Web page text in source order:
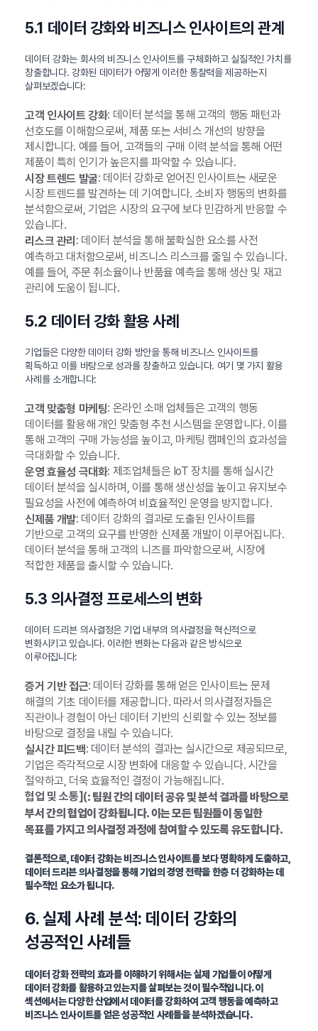
5.1 데이터 강화와 비즈니스 인사이트의 관계
데이터 강화는 회사의 비즈니스 인사이트를 구체화하고 실질적인 가치를
창출합니다. 강화된 데이터가 어떻게 이러한 통찰력을 제공하는지
살펴보겠습니다:
고객 인사이트 강화: 데이터 분석을 통해 고객의 행동 패턴과
선호도를 이해함으로써, 제품 또는 서비스 개선의 방향을
제시합니다. 예를 들어, 고객들의 구매 이력 분석을 통해 어떤
제품이 특히 인기가 높은지를 파악할 수 있습니다.
시장 트렌드 발굴: 데이터 강화로 얻어진 인사이트는 새로운
시장 트렌드를 발견하는 데 기여합니다. 소비자 행동의 변화를
분석함으로써, 기업은 시장의 요구에 보다 민감하게 반응할 수
있습니다.
리스크 관리 : 데이터 분석을 통해 불확실한 요소를 사전
예측하고 대처함으로써, 비즈니스 리스크를 줄일 수 있습니다.
예를 들어, 주문 취소율이나 반품율 예측을 통해 생산 및 재고
관리에 도움이 됩니다.
5.2 데이터 강화 활용 사례
기업들은 다양한 데이터 강화 방안을 통해 비즈니스 인사이트를
획득하고 이를 바탕으로 성과를 창출하고 있습니다. 여기 몇 가지 활용
사례를 소개합니다:
고객 맞춤형 마케팅: 온라인 소매 업체들은 고객의 행동
데이터를 활용해 개인 맞춤형 추천 시스템을 운영합니다. 이를
통해 고객의 구매 가능성을 높이고, 마케팅 캠페인의 효과성을
극대화할 수 있습니다.
운영 효율성 극대화: 제조업체들은 IoT 장치를 통해 실시간
데이터 분석을 실시하며, 이를 통해 생산성을 높이고 유지보수
필요성을 사전에 예측하여 비효율적인 운영을 방지합니다.
신제품 개발: 데이터 강화의 결과로 도출된 인사이트를
기반으로 고객의 요구를 반영한 신제품 개발이 이루어집니다.
데이터 분석을 통해 고객의 니즈를 파악함으로써, 시장에
적합한 제품을 출시할 수 있습니다.
5.3 의사결정 프로세스의 변화
데이터 드리븐 의사결정은 기업 내부의 의사결정을 혁신적으로
변화시키고 있습니다. 이러한 변화는 다음과 같은 방식으로
이루어집니다:
증거 기반 접근: 데이터 강화를 통해 얻은 인사이트는 문제
해결의 기초 데이터를 제공합니다. 따라서 의사결정자들은
직관이나 경험이 아닌 데이터 기반의 신뢰할 수 있는 정보를
바탕으로 결정을 내릴 수 있습니다.
실시간 피드백: 데이터 분석의 결과는 실시간으로 제공되므로,
기업은 즉각적으로 시장 변화에 대응할 수 있습니다. 시간을
절약하고, 더욱 효율적인 결정이 가능해집니다.
협업 및 소통](: 팀원 간의 데이터 공유 및 분석 결과를 바탕으로
부서 간의 협업이 강화됩니다. 이는 모든 팀원들이 동일한
목표를 가지고 의사결정 과정에 참여할 수 있도록 유도합니다.
결론적으로, 데이터 강화는 비즈니스 인사이트를 보다 명확하게 도출하고,
데이터 드리븐 의사결정을 통해 기업의 경영 전략을 한층 더 강화하는 데
필수적인 요소가 됩니다.
6. 실제 사례 분석: 데이터 강화의
성공적인 사례들
데이터 강화 전략의 효과를 이해하기 위해서는 실제 기업들이 어떻게
데이터 강화를 활용하고 있는지를 살펴보는 것이 필수적입니다. 이
섹션에서는 다양한 산업에서 데이터를 강화하여 고객 행동을 예측하고
비즈니스 인사이트를 얻은 성공적인 사례들을 분석하겠습니다.